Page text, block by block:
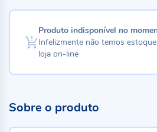
Produto indisponível no
Infelizmente não temos
loja on-line
Sobre o produto